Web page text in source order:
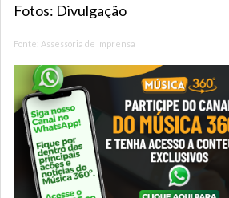
Fotos: Divulgação
Fonte: Assessoria de Imprensa